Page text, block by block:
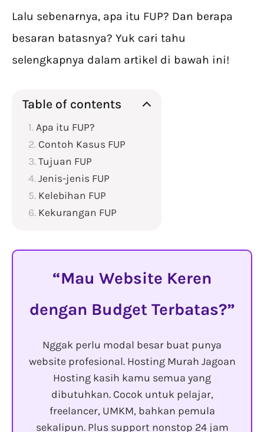
Lalu sebenarnya, apa itu FUP? Dan berapa
besaran batasnya? Yuk cari tahu
selengkapnya dalam artikel di bawah ini!
Table of contents
Apa itu FUP?
Contoh Kasus FUP
Tujuan FUP
Jenis-jenis FUP
Kelebihan FUP
Kekurangan FUP
Mau Website Keren
dengan Budget Terbatas?
Nggak perlu modal besar buat punya
website profesional. Hosting Murah Jagoan
Hosting kasih kamu semua yang
dibutuhkan. Cocok untuk pelajar,
freelancer, UMKM, bahkan pemula
sekalipun. Plus support nonstop 24 jam